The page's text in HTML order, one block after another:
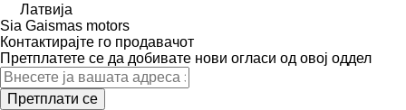
Латвија
Sia Gaismas motors
Контактирајте го продавачот
Претплатете се да добивате нови огласи од овој оддел
Претплати се